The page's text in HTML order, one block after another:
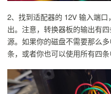
2、找到适配器的 12V 输入端
出。注意，转换器板的输出有
源。如果你的磁盘不需要那么
条，或者你也可以使用所有四条